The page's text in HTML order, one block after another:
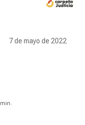
7 de mayo de 2022
min.